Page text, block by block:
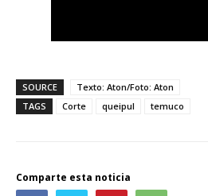
SOURCE
Texto: Aton/Foto: Aton
TAGS
Corte queipul temuco
Comparte esta noticia